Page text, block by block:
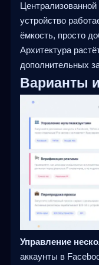
устройство
ёмкость, просто
Архитектура
дополнительных
Варианты
Управление
аккаунты в